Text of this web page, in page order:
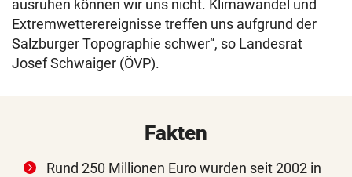
ausruhen können wir uns nicht. Klimawandel und
Extremwetterereignisse treffen uns aufgrund der
Salzburger Topographie schwer“, so Landesrat
Josef Schwaiger (ÖVP).
Fakten
Rund 250 Millionen Euro wurden seit 2002 in